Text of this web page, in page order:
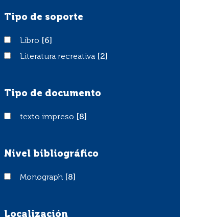
Tipo de soporte
LibroLibro
[6]
Literatura recreativa
Literatura recreativa [2]
Tipo de documento
texto impreso
texto impreso [8]
Nivel bibliográfico
Monograph
Monograph [8]
Localización